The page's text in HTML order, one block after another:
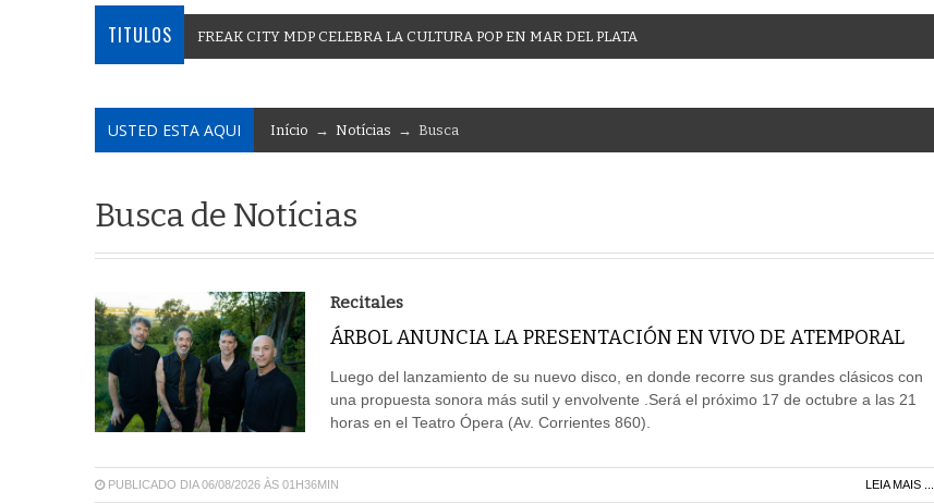
TITULOS FREAK CITY MDP CELEBRA LA CULTURA POP EN MAR DEL PLATA
USTED ESTA AQUI Início → Notícias → Busca
Busca de Notícias
Recitales
ÁRBOL ANUNCIA LA PRESENTACIÓN EN VIVO DE ATEMPORAL
Luego del lanzamiento de su nuevo disco, en donde recorre sus grandes clásicos con
una propuesta sonora más sutil y envolvente .Será el próximo 17 de octubre a las 21
horas en el Teatro Ópera (Av. Corrientes 860).
PUBLICADO DIA 06/08/2026 ÀS 01H36MIN LEIA MAIS ...